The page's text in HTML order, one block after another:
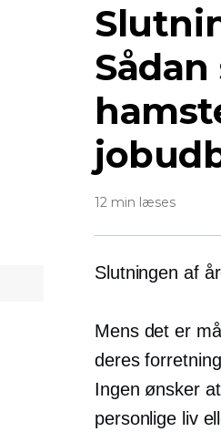
12 min læses
Slutningen af
Mens det er
deres
Ingen ønsker
personlige liv